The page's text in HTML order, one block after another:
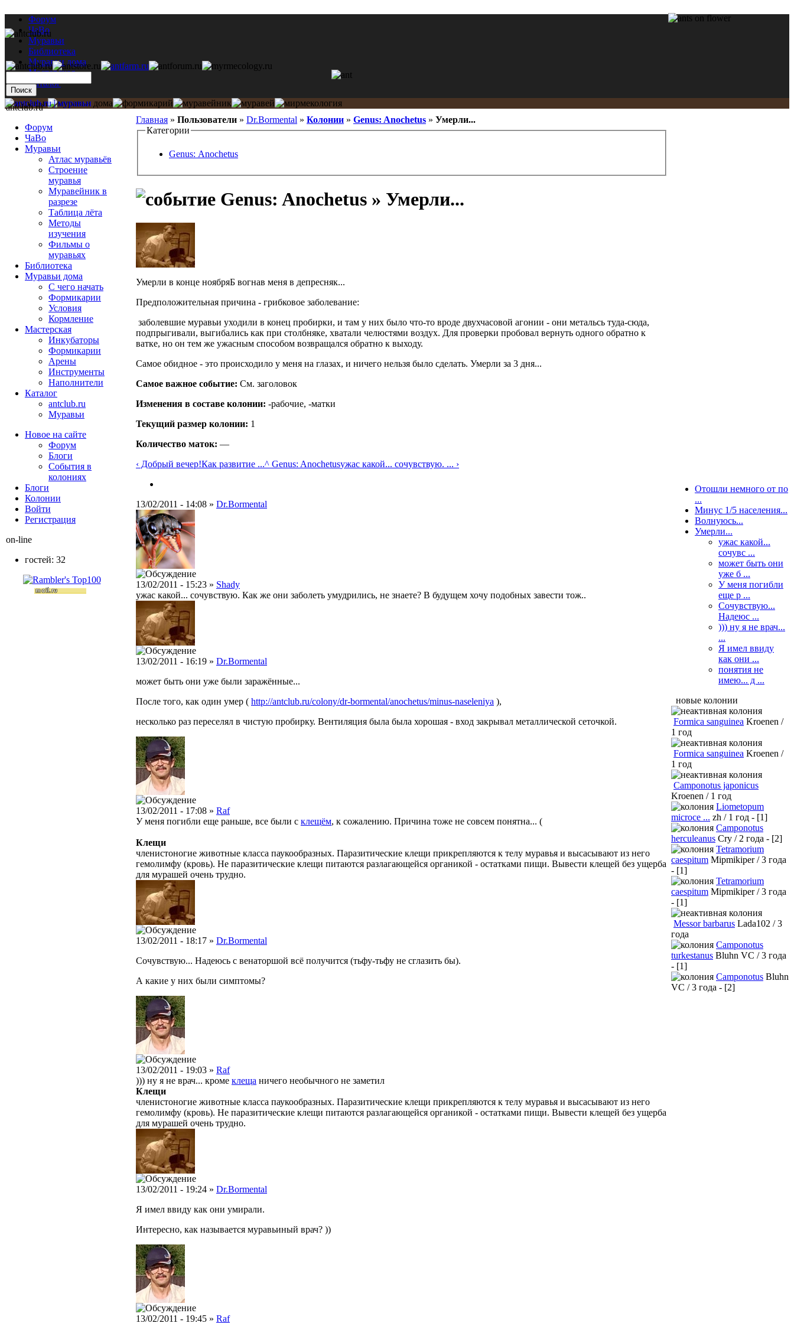
Форум
ЧаВо
Муравьи
Библиотека
Муравьи дома
Мастерская
Каталог
Главная » Пользователи » Dr.Bormental » Колонии » Genus: Anochetus » Умерли...
Категории
Genus: Anochetus
Genus: Anochetus » Умерли...
Умерли в конце ноябряБ вогнав меня в депресняк...
Предположительная причина - грибковое заболевание:
заболевшие муравьи уходили в конец пробирки, и там у них было что-то вроде двухчасовой агонии - они метальсь туда-сюда,
подпрыгивали, выгибались как при столбняке, хватали челюстями воздух. Для проверки пробовал вернуть одного обратно к
ватке, но он тем же ужасным способом возвращался обратно к выходу.
Самое обидное - это происходило у меня на глазах, и ничего нельзя было сделать. Умерли за 3 дня...
Самое важное событие: См. заголовок
Изменения в составе кoлонии: -рабочие, -матки
Текущий размер кoлонии: 1
Количество маток: —
‹ Добрый вечер!Как развитие ...^ Genus: Anochetusужас какой... сочувствую. ... ›
13/02/2011 - 14:08 » Dr.Bormental
13/02/2011 - 15:23 » Shady
ужас какой... сочувствую. Как же они заболеть умудрились, не знаете? В будущем хочу подобных завести тож..
13/02/2011 - 16:19 » Dr.Bormental
может быть они уже были заражённые...
После того, как один умер ( http://antclub.ru/colony/dr-bormental/anochetus/minus-naseleniya ),
несколько раз переселял в чистую пробирку. Вентиляция была была хорошая - вход закрывал металлической сеточкой.
13/02/2011 - 17:08 » Raf
У меня погибли еще раньше, все были с клещём, к сожалению. Причина тоже не совсем понятна... (
Клещи
членистоногие животные класса паукообразных. Паразитические клещи прикрепляются к телу муравья и высасывают из него
гемолимфу (кровь). Не паразитические клещи питаются разлагающейся органикой - остатками пищи. Вывести клещей без ущерба
для мурашей очень трудно.
13/02/2011 - 18:17 » Dr.Bormental
Сочувствую... Надеюсь с венаторшой всё получится (тьфу-тьфу не сглазить бы).
А какие у них были симптомы?
13/02/2011 - 19:03 » Raf
))) ну я не врач... кроме клеща ничего необычного не заметил
Клещи
членистоногие животные класса паукообразных. Паразитические клещи прикрепляются к телу муравья и высасывают из него
гемолимфу (кровь). Не паразитические клещи питаются разлагающейся органикой - остатками пищи. Вывести клещей без ущерба
для мурашей очень трудно.
13/02/2011 - 19:24 » Dr.Bormental
Я имел ввиду как они умирали.
Интересно, как называется муравьиный врач? ))
13/02/2011 - 19:45 » Raf
antclub.ru
Форум
ЧаВо
Муравьи
Атлас муравьёв
Строение
муравья
Муравейник в
разрезе
Таблица лёта
Методы
изучения
Фильмы о
муравьях
Библиотека
Муравьи дома
С чего начать
Формикарии
Условия
Кормление
Мастерская
Инкубаторы
Формикарии
Арены
Инструменты
Наполнители
Каталог
antclub.ru
Муравьи
Новое на сайте
Форум
Блоги
События в
колониях
Блоги
Колонии
Войти
Peгиcтpaция
on-line
гостей: 32
Отошли немного от по
...
Минус 1/5 населения...
Волнуюсь...
Умерли...
ужас какой...
сочувс ...
может быть они
уже б ...
У меня погибли
еще р ...
Сочувствую...
Надеюс ...
))) ну я не врач...
...
Я имел ввиду
как они ...
понятия не
имею... д ...
новые колонии
Formica sanguinea Kroenen /
1 год
Formica sanguinea Kroenen /
1 год
Camponotus japonicus
Kroenen / 1 год
Liometopum
microce ... zh / 1 год - [1]
Camponotus
herculeanus Cry / 2 года - [2]
Tetramorium
caespitum Mipmikiper / 3 года
- [1]
Tetramorium
caespitum Mipmikiper / 3 года
- [1]
Messor barbarus Lada102 / 3
года
Camponotus
turkestanus Bluhn VC / 3 года
- [1]
Camponotus Bluhn
VC / 3 года - [2]